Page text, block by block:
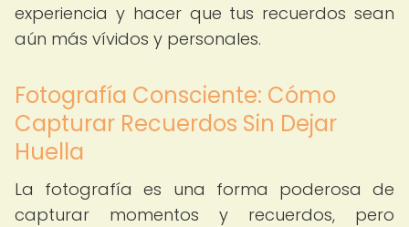
experiencia y hacer que tus recuerdos sean
aún más vívidos y personales.
Fotografía Consciente: Cómo
Capturar Recuerdos Sin Dejar
Huella
La fotografía es una forma poderosa de
capturar momentos y recuerdos, pero